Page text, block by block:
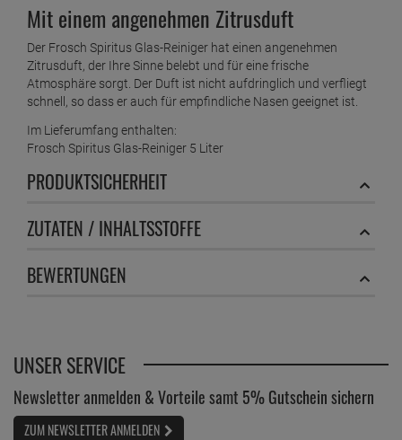
Mit einem angenehmen Zitrusduft
Der Frosch Spiritus Glas-Reiniger hat einen angenehmen
Zitrusduft, der Ihre Sinne belebt und für eine frische
Atmosphäre sorgt. Der Duft ist nicht aufdringlich und verfliegt
schnell, so dass er auch für empfindliche Nasen geeignet ist.
Im Lieferumfang enthalten:
Frosch Spiritus Glas-Reiniger 5 Liter
PRODUKTSICHERHEIT
ZUTATEN / INHALTSSTOFFE
BEWERTUNGEN
UNSER SERVICE
Newsletter anmelden & Vorteile samt 5% Gutschein sichern
ZUM NEWSLETTER ANMELDEN